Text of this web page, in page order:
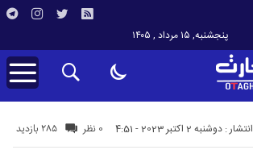
پنجشنبه, ۱۵ مرداد , ۱۴۰۵
: دوشنبه 2 اکتبر 2023 - 4:51 285 بازدید 0 نظر